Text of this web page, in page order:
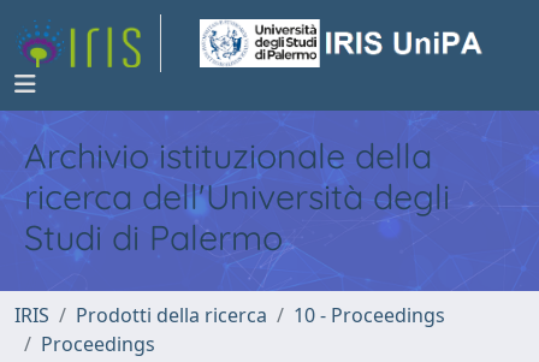
Archivio istituzionale della
ricerca dell'Università degli
Studi di Palermo
IRIS Prodotti della ricerca
10 - Proceedings
Proceedings